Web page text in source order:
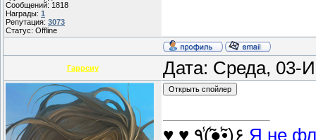
Сообщений: 1818
Награды: 1
Репутация: 3073
Статус: Offline
Гаррсиу Дата: Среда, 03-
♥ ♥ ٩(̾●̮̮̃̾•̃̾)۶ Я не